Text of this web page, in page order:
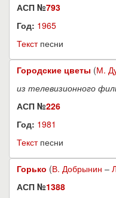
АСП №793
Год: 1965
Текстпесни
Городские цветы (М.
из телевизионного
АСП №226
Год: 1981
Текстпесни
Горько (В. Добрынин –
АСП №1388